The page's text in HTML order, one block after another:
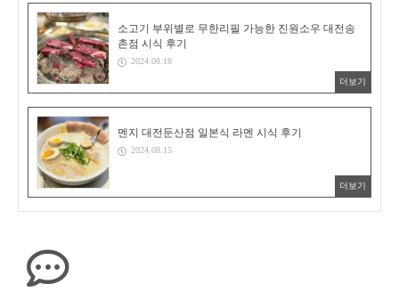
소고기 부위별로 무한리필 가능한 진원소우 대전송
촌점 시식 후기
2024.08.18
더보기
멘지 대전둔산점 일본식 라멘 시식 후기
2024.08.15
더보기